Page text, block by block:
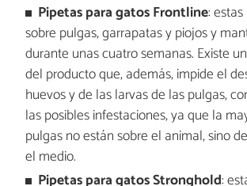
Pipetas para gatos Frontline:
sobre pulgas, garrapatas y piojos y
durante unas cuatro semanas. Existe
del producto que, además, impide el
huevos y de las larvas de las pulgas,
las posibles infestaciones, ya que la
pulgas no están sobre el animal, sino
el medio.
Pipetas para gatos Stronghold: